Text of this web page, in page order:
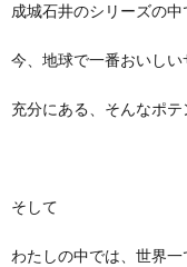
成城石井のシリーズの
今、地球で一番おいし
充分にある、そんなポ
そして
わたしの中では、世界一